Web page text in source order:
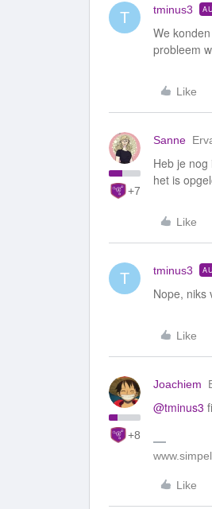
T tminus3
We
probleem
Like
+7
Sanne
Heb je
het is
Like
T tminus3
Nope, niks
Like
+8
Joachiem
@tminus3
Like